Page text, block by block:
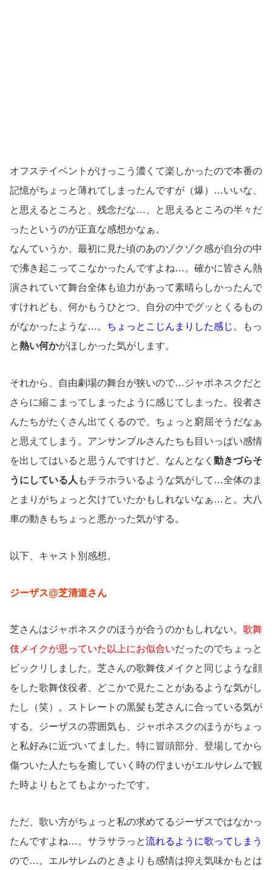
オフステイベントがけっこう濃くて楽しかったので本番の
記憶がちょっと薄れてしまったんですが（爆）…いいな、
と思えるところと、残念だな…、と思えるところの半々だ
ったというのが正直な感想かなぁ。
なんていうか、最初に見た頃のあのゾクゾク感が自分の中
で沸き起こってこなかったんですよね…。確かに皆さん熱
演されていて舞台全体も迫力があって素晴らしかったんで
すけれども、何かもうひとつ、自分の中でグッとくるもの
がなかったような…。 ちょっとこじんまりした感じ 。もっ
と熱い何かがほしかった気がします。
それから、自由劇場の舞台が狭いので…ジャポネスクだと
さらに縮こまってしまったように感じてしまった。役者さ
んたちがたくさん出てくるので、ちょっと窮屈そうだなぁ
と思えてしまう。アンサンブルさんたちも目いっぱい感情
を出してはいると思うんですけど、なんとなく 動きづらそ
うにしている人 もチラホラいるような気がして…全体のま
とまりがちょっと欠けていたかもしれないなぁ…と。大八
車の動きもちょっと悪かった気がする。
以下、キャスト別感想。
ジーザス@芝清道さん
芝さんはジャポネスクのほうが合うのかもしれない。 歌舞
伎メイクが思っていた以上にお似合いだったのでちょっと
ビックリしました。芝さんの歌舞伎メイクと同じような顔
をした歌舞伎役者、どこかで見たことがあるような気がし
たし（笑）。ストレートの黒髪も芝さんに合っている気が
する。ジーザスの雰囲気も、ジャポネスクのほうがちょっ
と私好みに近づいてました。特に冒頭部分、登場してから
傷ついた人たちを癒していく時の佇まいがエルサレムで観
た時よりもとてもよかったです。
ただ、歌い方がちょっと私の求めてるジーザスではなかっ
たんですよね…。サラサラっと流れるように歌ってしまう
ので…。エルサレムのときよりも感情は抑え気味かもとは